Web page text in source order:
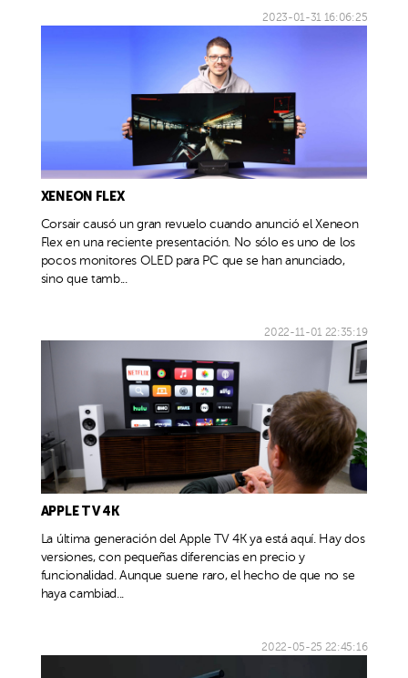
2023-01-31 16:06:25
XENEON FLEX
Corsair causó un gran revuelo cuando anunció el Xeneon
Flex en una reciente presentación. No sólo es uno de los
pocos monitores OLED para PC que se han anunciado,
sino que tamb...
2022-11-01 22:35:19
APPLE TV 4K
La última generación del Apple TV 4K ya está aquí. Hay dos
versiones, con pequeñas diferencias en precio y
funcionalidad. Aunque suene raro, el hecho de que no se
haya cambiad...
2022-05-25 22:45:16